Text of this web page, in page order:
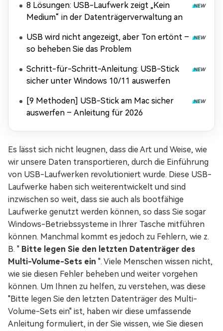
8 Lösungen: USB-Laufwerk zeigt „Kein
Medium“ in der Datenträgerverwaltung an
USB wird nicht angezeigt, aber Ton ertönt –
so beheben Sie das Problem
Schritt-für-Schritt-Anleitung: USB-Stick
sicher unter Windows 10/11 auswerfen
[9 Methoden] USB-Stick am Mac sicher
auswerfen – Anleitung für 2026
Es lässt sich nicht leugnen, dass die Art und Weise, wie
wir unsere Daten transportieren, durch die Einführung
von USB-Laufwerken revolutioniert wurde. Diese USB-
Laufwerke haben sich weiterentwickelt und sind
inzwischen so weit, dass sie auch als bootfähige
Laufwerke genutzt werden können, so dass Sie sogar
Windows-Betriebssysteme in Ihrer Tasche mitführen
können. Manchmal kommt es jedoch zu Fehlern, wie z.
B. " Bitte legen Sie den letzten Datenträger des
Multi-Volume-Sets ein ". Viele Menschen wissen nicht,
wie sie diesen Fehler beheben und weiter vorgehen
können. Um Ihnen zu helfen, zu verstehen, was diese
"Bitte legen Sie den letzten Datenträger des Multi-
Volume-Sets ein" ist, haben wir diese umfassende
Anleitung formuliert, in der Sie wissen, wie Sie diesen